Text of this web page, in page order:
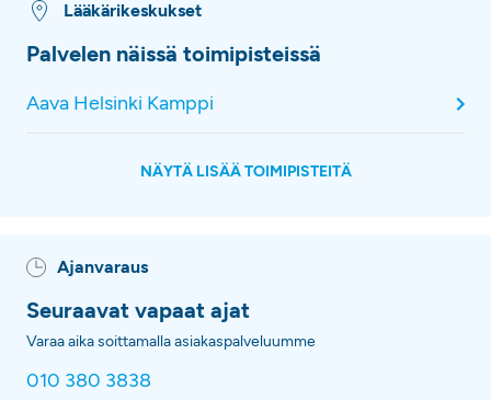
Lääkärikeskukset
Palvelen näissä toimipisteissä
Aava Helsinki Kamppi
NÄYTÄ LISÄÄ TOIMIPISTEITÄ
Ajanvaraus
Seuraavat vapaat ajat
Varaa aika soittamalla asiakaspalveluumme
010 380 3838